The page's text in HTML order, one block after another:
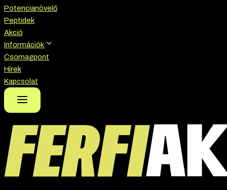
Potencianövelő
Peptidek
Akció
Információk
Csomagpont
Hírek
Kapcsolat